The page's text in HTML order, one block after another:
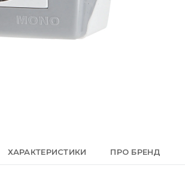
ХАРАКТЕРИСТИКИ ПРО БРЕНД